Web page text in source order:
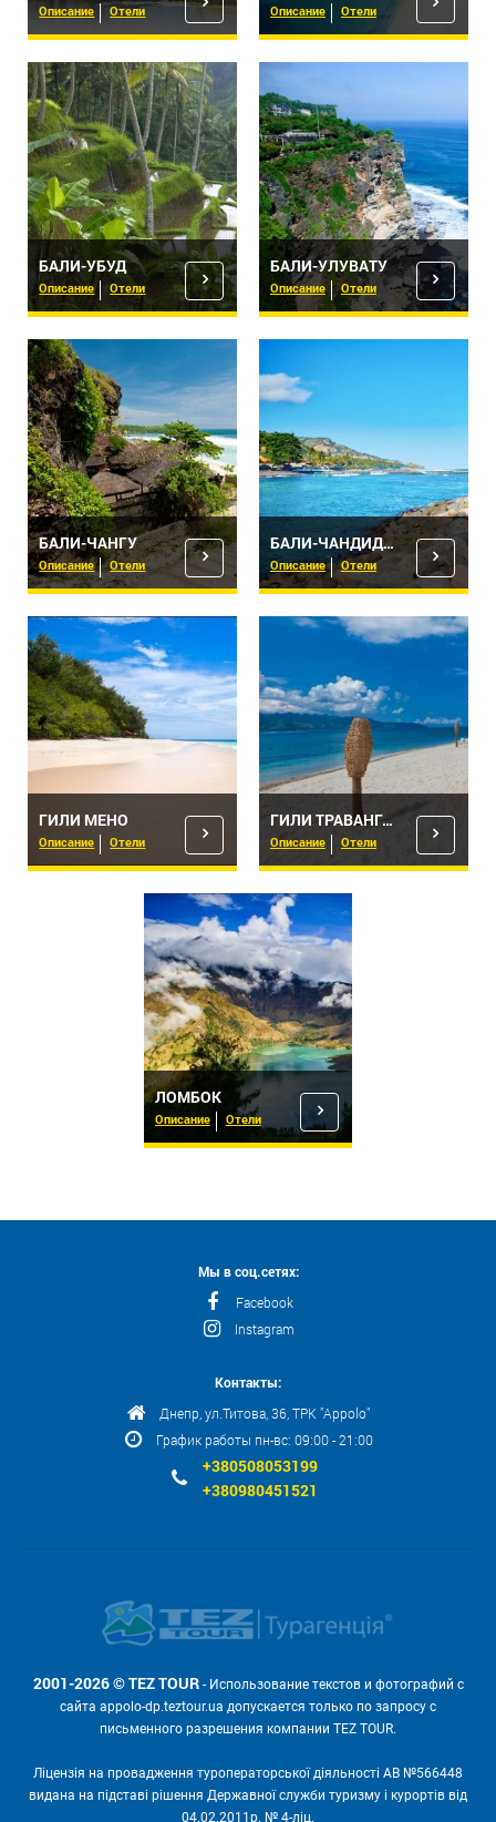
Описание Отели Описание Отели
БАЛИ-УБУД
Описание Отели
БАЛИ-УЛУВАТУ
Описание Отели
БАЛИ-ЧАНГУ
Описание Отели
БАЛИ-ЧАНДИДАСА
Описание Отели
ГИЛИ МЕНО
Описание Отели
ГИЛИ ТРАВАНГАН
Описание Отели
ЛОМБОК
Описание Отели
Мы в соц.сетях:
Facebook
Instagram
Контакты:
Днепр, ул.Титова, 36, ТРК "Appolo"
График работы пн-вс: 09:00 - 21:00
+380508053199
+380980451521
2001-2026 © TEZ TOUR- Использование текстов и фотографий с
сайта appolo-dp.teztour.ua допускается только по запросу с
письменного разрешения компании TEZ TOUR.
Ліцензія на провадження туроператорської діяльності АВ №566448
видана на підставі рішення Державної служби туризму і курортів від
04.02.2011р. № 4-ліц.